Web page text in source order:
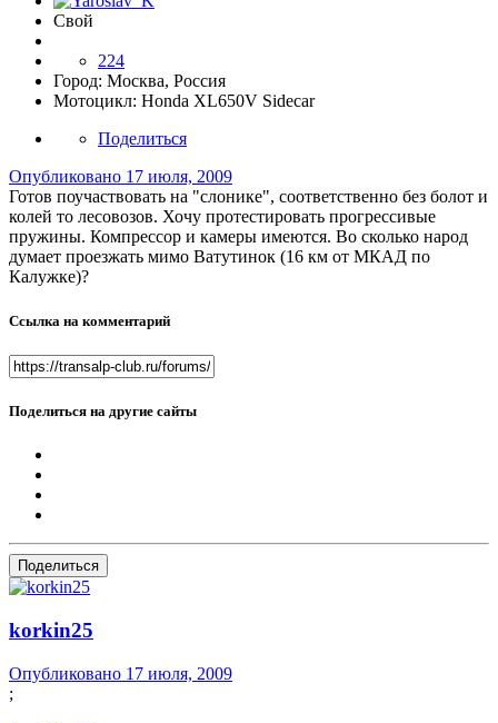
Свой
224
Город: Москва, Россия
Мотоцикл: Honda XL650V Sidecar
Поделиться
Опубликовано 17 июля, 2009
Готов поучаствовать на "слонике", соответственно без болот и
колей то лесовозов. Хочу протестировать прогрессивые
пружины. Компрессор и камеры имеются. Во сколько народ
думает проезжать мимо Ватутинок (16 км от МКАД по
Калужке)?
Ссылка на комментарий
Поделиться на другие сайты
Поделиться
korkin25
Опубликовано 17 июля, 2009
;